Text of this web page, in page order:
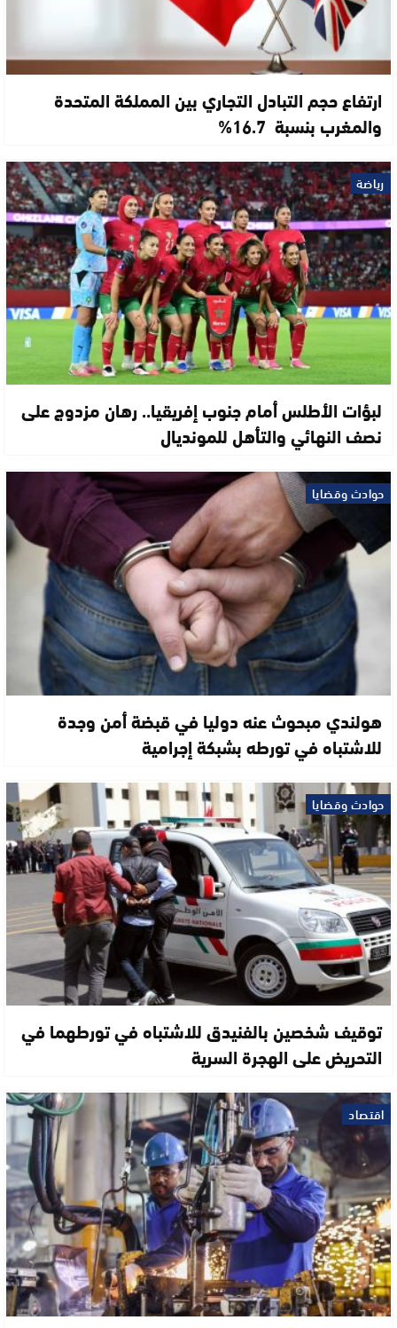
ارتفاع حجم التبادل التجاري بين المملكة المتحدة
والمغرب بنسبة 16.7%
رياضة
لبؤات الأطلس أمام جنوب إفريقيا.. رهان مزدوج على
نصف النهائي والتأهل للمونديال
حوادث وقضايا
هولندي مبحوث عنه دوليا في قبضة أمن وجدة
للاشتباه في تورطه بشبكة إجرامية
حوادث وقضايا
توقيف شخصين بالفنيدق للاشتباه في تورطهما في
التحريض على الهجرة السرية
اقتصاد